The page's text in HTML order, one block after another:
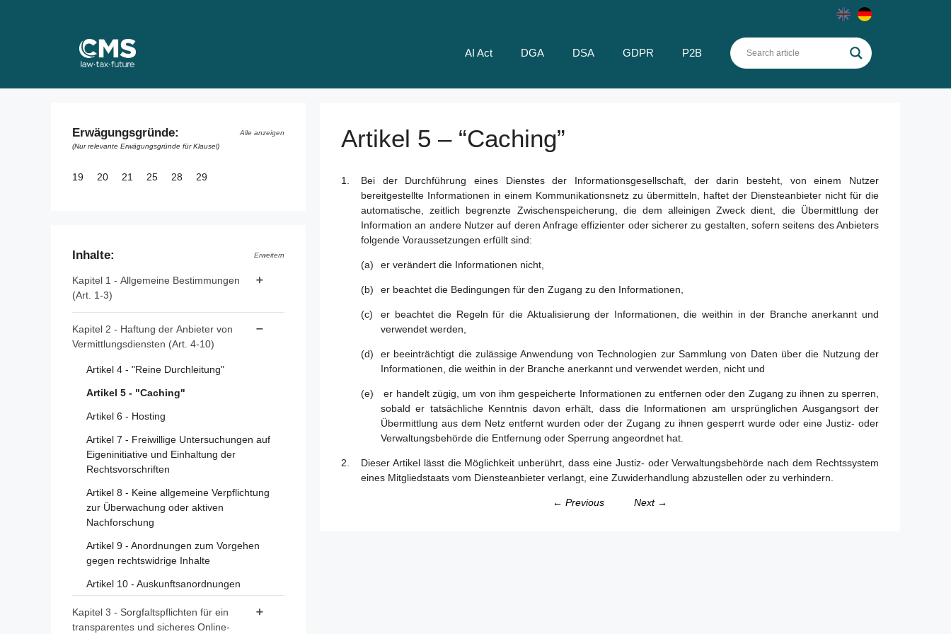
AI Act DGA DSA GDPR P2B
Artikel 5 – “Caching”
Bei der Durchführung eines Dienstes der Informationsgesellschaft, der darin besteht, von einem Nutzer
bereitgestellte Informationen in einem Kommunikationsnetz zu übermitteln, haftet der Diensteanbieter nicht für die
automatische, zeitlich begrenzte Zwischenspeicherung, die dem alleinigen Zweck dient, die Übermittlung der
Information an andere Nutzer auf deren Anfrage effizienter oder sicherer zu gestalten, sofern seitens des Anbieters
folgende Voraussetzungen erfüllt sind:
er verändert die Informationen nicht,
er beachtet die Bedingungen für den Zugang zu den Informationen,
er beachtet die Regeln für die Aktualisierung der Informationen, die weithin in der Branche anerkannt und
verwendet werden,
er beeinträchtigt die zulässige Anwendung von Technologien zur Sammlung von Daten über die Nutzung der
Informationen, die weithin in der Branche anerkannt und verwendet werden, nicht und
er handelt zügig, um von ihm gespeicherte Informationen zu entfernen oder den Zugang zu ihnen zu sperren,
sobald er tatsächliche Kenntnis davon erhält, dass die Informationen am ursprünglichen Ausgangsort der
Übermittlung aus dem Netz entfernt wurden oder der Zugang zu ihnen gesperrt wurde oder eine Justiz- oder
Verwaltungsbehörde die Entfernung oder Sperrung angeordnet hat.
Dieser Artikel lässt die Möglichkeit unberührt, dass eine Justiz- oder Verwaltungsbehörde nach dem Rechtssystem
eines Mitgliedstaats vom Diensteanbieter verlangt, eine Zuwiderhandlung abzustellen oder zu verhindern.
← Previous Next →
Erwägungsgründe:
Alle anzeigen
(Nur relevante Erwägungsgründe für Klausel)
19 20 21 25 28 29
Inhalte: Erweitern
Kapitel 1 - Allgemeine Bestimmungen
(Art. 1-3)
Artikel 2 - Geltungsbereich
Artikel 3 - Begriffsbestimmungen
Kapitel 2 - Haftung der Anbieter von
Vermittlungsdiensten (Art. 4-10)
Artikel 4 - "Reine Durchleitung"
Artikel 5 - "Caching"
Artikel 6 - Hosting
Artikel 7 - Freiwillige Untersuchungen auf
Eigeninitiative und Einhaltung der
Rechtsvorschriften
Artikel 8 - Keine allgemeine Verpflichtung
zur Überwachung oder aktiven
Nachforschung
Artikel 9 - Anordnungen zum Vorgehen
gegen rechtswidrige Inhalte
Artikel 10 - Auskunftsanordnungen
Kapitel 3 - Sorgfaltspflichten für ein
transparentes und sicheres Online-